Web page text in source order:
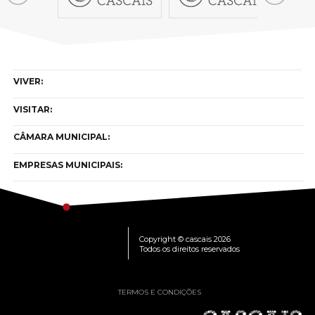
VIVER:
VISITAR:
CÂMARA MUNICIPAL:
EMPRESAS MUNICIPAIS:
Copyright © cascais 2026
Todos os direitos reservados
TERMOS E CONDIÇÕES